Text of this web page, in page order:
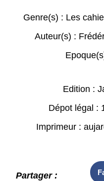
Genre(s) : Les
Auteur(s) :
Edition :
Dépot légal :
Imprimeur :
Partager :